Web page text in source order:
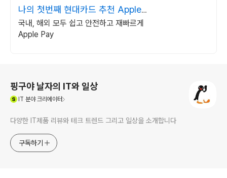
나의 첫번째 현대카드 추천 Apple
Pay
국내, 해외 모두 쉽고 안전하고 재빠르게
Apple Pay
핑구야 날자의 IT와 일상
IT 분야 크리에이터
다양한 IT제품 리뷰와 테크 트렌드 그리고 일상을 소개합니다
구독하기